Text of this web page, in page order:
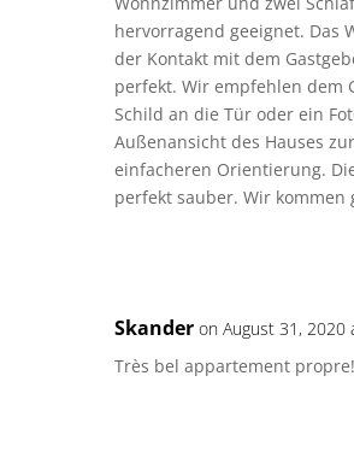
hervorragend geeignet. Das
der Kontakt mit dem
perfekt. Wir empfehlen dem
Schild an die Tür oder ein
Außenansicht des Hauses
einfacheren Orientierung.
perfekt sauber. Wir kommen
Skander on August 31, 2020
Très bel appartement